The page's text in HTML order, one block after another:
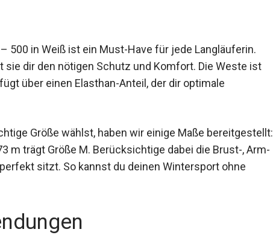
500 in Weiß ist ein Must-Have für jede Langläuferin.
dir den nötigen Schutz und Komfort. Die Weste ist
über einen Elasthan-Anteil, der dir optimale
Größe wählst, haben wir einige Maße bereitgestellt:
m trägt Größe M. Berücksichtige dabei die Brust-, Arm-
sitzt. So kannst du deinen Wintersport ohne